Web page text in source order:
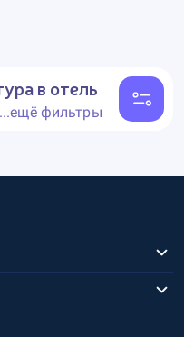
в отель
фильтры